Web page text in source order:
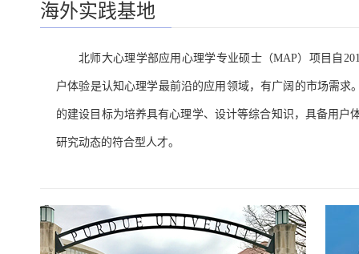
海外实践基地
北师大心理学部应用心理学专业硕士（MAP）项目自
户体验是认知心理学最前沿的应用领域，有广阔的市场需求
的建设目标为培养具有心理学、设计等综合知识，具备用户
研究动态的符合型人才。